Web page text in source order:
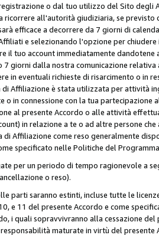
o dal tuo utilizzo del Sito degli
ricorrere all'autorità giudiziaria, se
efficace a decorrere da 7 giorni di
e selezionando l'opzione per
tuo account immediatamente dandotene
giorni dalla nostra comunicazione
in eventuali richieste di risarcimento o in
Affiliazione è stata utilizzata per attività
o in connessione con la tua
al presente Accordo o alle attività
in relazione a te o ad altre persone
Affiliazione come reso generalmente
specificato nelle Politiche del
per un periodo di tempo ragionevole a
o reso).
saranno estinti, incluse tutte le
e 11 del presente Accordo e come
i quali sopravvivranno alla cessazione del
maturate in virtù del presente